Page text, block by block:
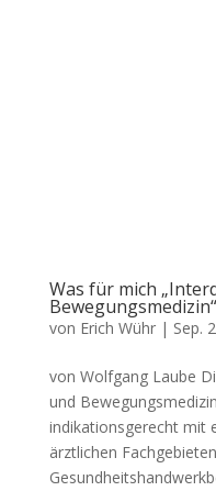
Was für mich
von Erich Wühr| Sep.
von Wolfgang Laube
und
indikationsgerecht mit
ärztlichen